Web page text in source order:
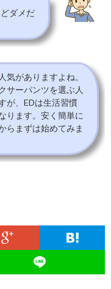
ダメだ
気がありますよね。
サーパンツを選ぶ人
が、EDは生活習慣
ります。安く簡単に
らまずは始めてみま